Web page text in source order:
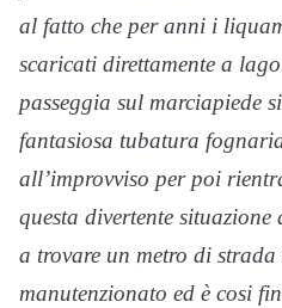
al fatto che per anni i
scaricati direttamente a
passeggia sul marciapiede
fantasiosa tubatura
all’improvviso per poi
questa divertente
a trovare un metro di
manutenzionato ed è cosi